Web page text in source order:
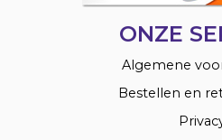
ONZE
Algemene
Bestellen en